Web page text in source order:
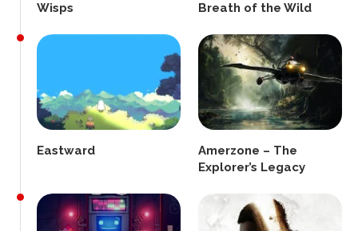
Wisps
Breath of the Wild
Eastward
Amerzone – The
Explorer’s Legacy